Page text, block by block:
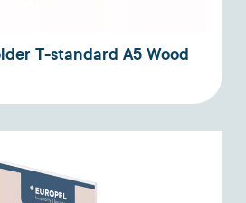
T-standard A5 Wood